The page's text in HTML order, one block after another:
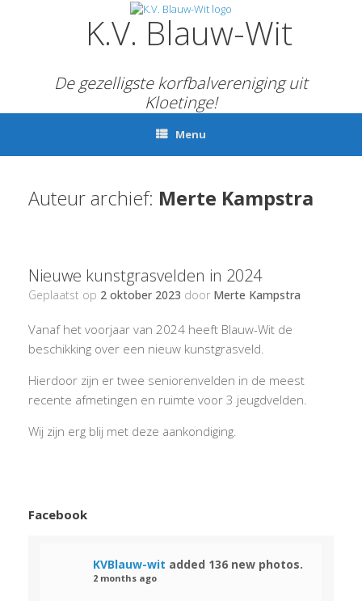
K.V. Blauw-Wit
De gezelligste korfbalvereniging uit
Kloetinge!
Menu
Auteur archief: Merte Kampstra
Nieuwe kunstgrasvelden in 2024
Geplaatst op 2 oktober 2023 door Merte Kampstra
Vanaf het voorjaar van 2024 heeft Blauw-Wit de
beschikking over een nieuw kunstgrasveld.
Hierdoor zijn er twee seniorenvelden in de meest
recente afmetingen en ruimte voor 3 jeugdvelden.
Wij zijn erg blij met deze aankondiging.
Facebook
KVBlauw-wit added 136 new photos.
2 months ago